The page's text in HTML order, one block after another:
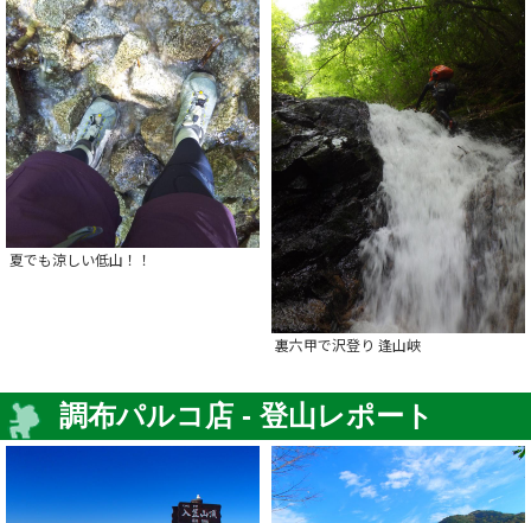
夏でも涼しい低山！！
裏六甲で沢登り 逢山峡
調布パルコ店 - 登山レポート